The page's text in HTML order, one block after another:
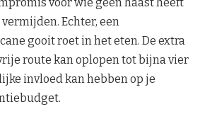
Echter, een
gooit roet in het eten. De extra
route kan oplopen tot bijna vier
invloed kan hebben op je